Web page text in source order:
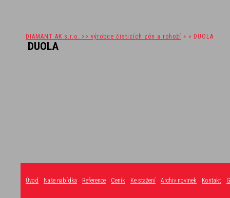
DIAMANT AK s.r.o. >> výrobce čisticích zón a rohoží » » DUOLA
DUOLA
Úvod Naše nabídka Reference Ceník Ke stažení Archiv novinek Kontakt